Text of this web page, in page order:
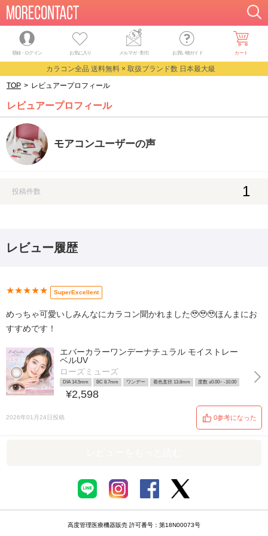
登録・ログイン お気に入り メルマガ・割引 お買い物ガイド カート
カラコン全品 送料無料 × 取扱ブランド数 日本最大級
TOP > レビュアープロフィール
レビュアープロフィール
モアコンユーザーの声
投稿件数 1
レビュー履歴
★★★★★ SuperExcellent
めっちゃ可愛いしみんなにカラコン聞かれました🥹🥹🥹ほんまにお
すすめです！
エバーカラーワンデーナチュラル モイストレー
ベルUV
ローズミューズ
DIA 14.5mm BC 8.7mm ワンデー 着色直径 13.8mm 度数 ±0.00~ -10.00
¥2,598
2026年01月24日投稿 0参考になった
高度管理医療機器販売 許可番号：第18N00073号